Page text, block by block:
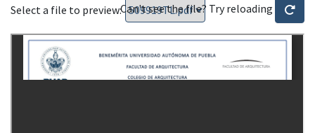
Select a file to preview:Can't see the file? Try reloading